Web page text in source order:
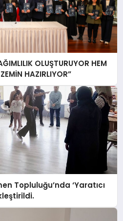
OLUŞTURUYOR HEM
HAZIRLIYOR”
Topluluğu’nda ‘Yaratıcı